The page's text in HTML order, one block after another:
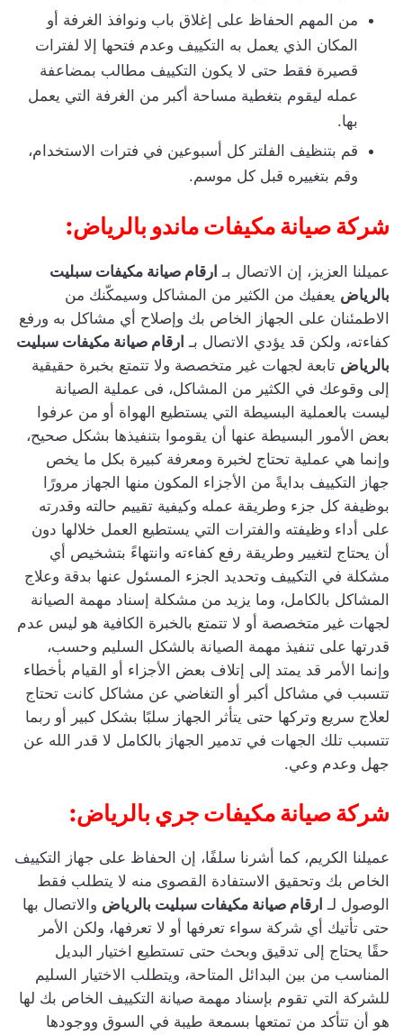
من المهم الحفاظ على إغلاق باب ونوافذ الغرفة أو
المكان الذي يعمل به التكييف وعدم فتحها إلا لفترات
قصيرة فقط حتى لا يكون التكييف مطالب بمضاعفة
عمله ليقوم بتغطية مساحة أكبر من الغرفة التي يعمل
بها.
قم بتنظيف الفلتر كل أسبوعين في فترات الاستخدام،
وقم بتغييره قبل كل موسم.
شركة صيانة مكيفات ماندو بالرياض:
عميلنا العزيز، إن الاتصال بـ ارقام صيانة مكيفات سبليت
بالرياض يعفيك من الكثير من المشاكل وسيمكّنك من
الاطمئنان على الجهاز الخاص بك وإصلاح أي مشاكل به ورفع
كفاءته، ولكن قد يؤدي الاتصال بـ ارقام صيانة مكيفات سبليت
بالرياض تابعة لجهات غير متخصصة ولا تتمتع بخبرة حقيقية
إلى وقوعك في الكثير من المشاكل، فى عملية الصيانة
ليست بالعملية البسيطة التي يستطيع الهواة أو من عرفوا
بعض الأمور البسيطة عنها أن يقوموا بتنفيذها بشكل صحيح،
وإنما هي عملية تحتاج لخبرة ومعرفة كبيرة بكل ما يخص
جهاز التكييف بدايةً من الأجزاء المكون منها الجهاز مرورًا
بوظيفة كل جزء وطريقة عمله وكيفية تقييم حالته وقدرته
على أداء وظيفته والفترات التي يستطيع العمل خلالها دون
أن يحتاج لتغيير وطريقة رفع كفاءته وانتهاءً بتشخيص أي
مشكلة في التكييف وتحديد الجزء المسئول عنها بدقة وعلاج
المشاكل بالكامل، وما يزيد من مشكلة إسناد مهمة الصيانة
لجهات غير متخصصة أو لا تتمتع بالخبرة الكافية هو ليس عدم
قدرتها على تنفيذ مهمة الصيانة بالشكل السليم وحسب،
وإنما الأمر قد يمتد إلى إتلاف بعض الأجزاء أو القيام بأخطاء
تتسبب في مشاكل أكبر أو التغاضي عن مشاكل كانت تحتاج
لعلاج سريع وتركها حتى يتأثر الجهاز سلبًا بشكل كبير أو ربما
تتسبب تلك الجهات في تدمير الجهاز بالكامل لا قدر الله عن
جهل وعدم وعي.
شركة صيانة مكيفات جري بالرياض:
عميلنا الكريم، كما أشرنا سلفًا، إن الحفاظ على جهاز التكييف
الخاص بك وتحقيق الاستفادة القصوى منه لا يتطلب فقط
الوصول لـ ارقام صيانة مكيفات سبليت بالرياض والاتصال بها
حتى تأتيك أي شركة سواء تعرفها أو لا تعرفها، ولكن الأمر
حقًا يحتاج إلى تدقيق وبحث حتى تستطيع اختيار البديل
المناسب من بين البدائل المتاحة، ويتطلب الاختيار السليم
للشركة التي تقوم بإسناد مهمة صيانة التكييف الخاص بك لها
هو أن تتأكد من تمتعها بسمعة طيبة في السوق ووجودها